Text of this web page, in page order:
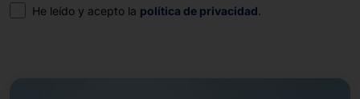
Consentimiento
He leído y acepto la política de privacidad.